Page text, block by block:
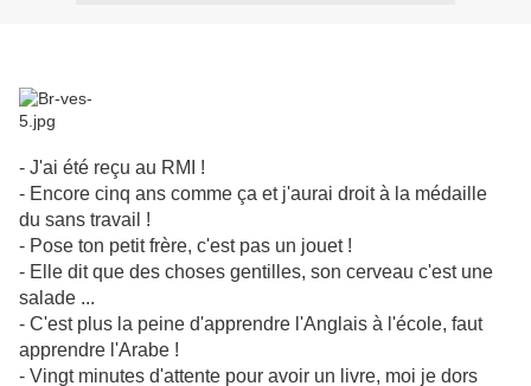
- J'ai été reçu au RMI !
- Encore cinq ans comme ça et j'aurai droit à la médaille
du sans travail !
- Pose ton petit frère, c'est pas un jouet !
- Elle dit que des choses gentilles, son cerveau c'est une
salade ...
- C'est plus la peine d'apprendre l'Anglais à l'école, faut
apprendre l'Arabe !
- Vingt minutes d'attente pour avoir un livre, moi je dors